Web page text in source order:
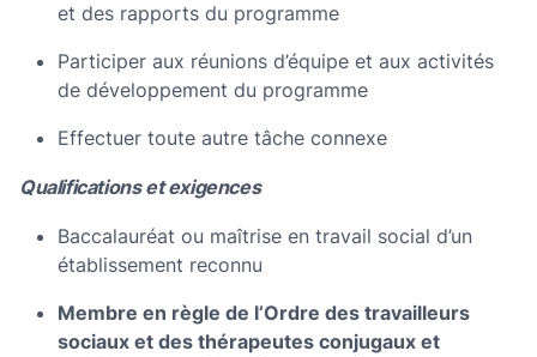
et des rapports du programme
Participer aux réunions d’équipe et aux activités
de développement du programme
Effectuer toute autre tâche connexe
Qualifications et exigences
Baccalauréat ou maîtrise en travail social d’un
établissement reconnu
Membre en règle de l’Ordre des travailleurs
sociaux et des thérapeutes conjugaux et